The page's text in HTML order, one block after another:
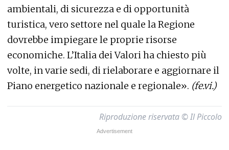
ambientali, di sicurezza e di opportunità
turistica, vero settore nel quale la Regione
dovrebbe impiegare le proprie risorse
economiche. L’Italia dei Valori ha chiesto più
volte, in varie sedi, di rielaborare e aggiornare il
Piano energetico nazionale e regionale». (fe.vi.)
Riproduzione riservata © Il Piccolo